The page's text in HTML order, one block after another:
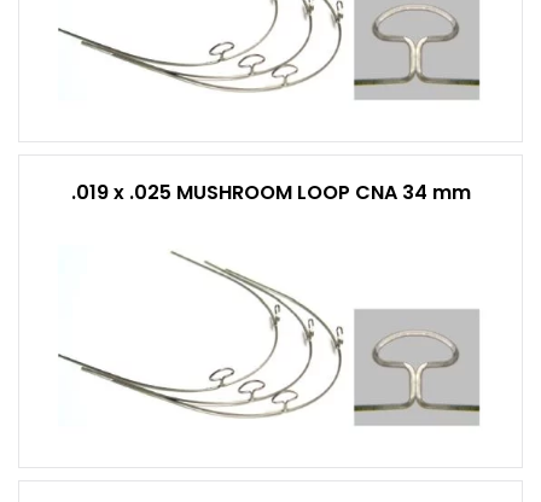
.019 x .025 MUSHROOM LOOP CNA 34 mm